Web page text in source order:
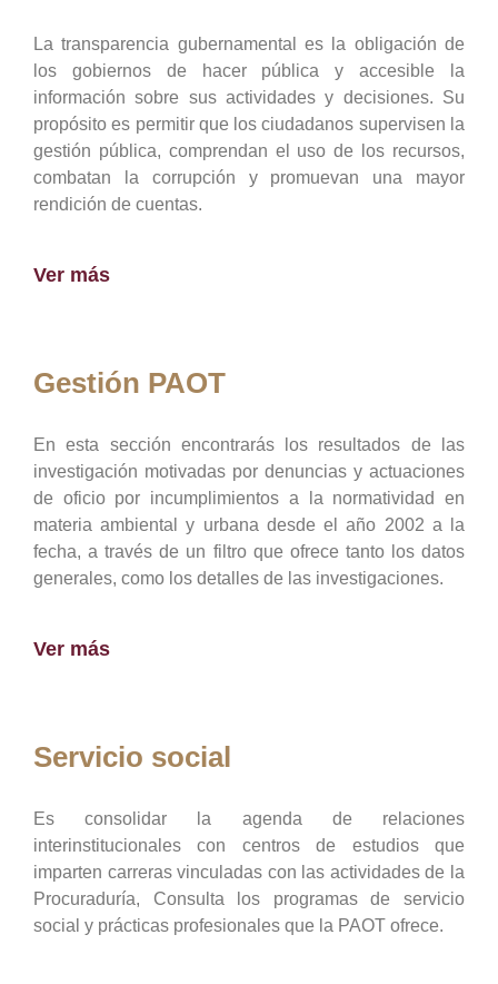
La transparencia gubernamental es la obligación de
los gobiernos de hacer pública y accesible la
información sobre sus actividades y decisiones. Su
propósito es permitir que los ciudadanos supervisen la
gestión pública, comprendan el uso de los recursos,
combatan la corrupción y promuevan una mayor
rendición de cuentas.
Ver más
Gestión PAOT
En esta sección encontrarás los resultados de las
investigación motivadas por denuncias y actuaciones
de oficio por incumplimientos a la normatividad en
materia ambiental y urbana desde el año 2002 a la
fecha, a través de un filtro que ofrece tanto los datos
generales, como los detalles de las investigaciones.
Ver más
Servicio social
Es consolidar la agenda de relaciones
interinstitucionales con centros de estudios que
imparten carreras vinculadas con las actividades de la
Procuraduría, Consulta los programas de servicio
social y prácticas profesionales que la PAOT ofrece.